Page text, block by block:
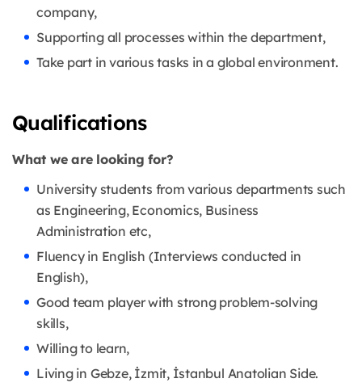
company,
Supporting all processes within the department,
Take part in various tasks in a global environment.
Qualifications
What we are looking for?
University students from various departments such
as Engineering, Economics, Business
Administration etc,
Fluency in English (Interviews conducted in
English),
Good team player with strong problem-solving
skills,
Willing to learn,
Living in Gebze, İzmit, İstanbul Anatolian Side.